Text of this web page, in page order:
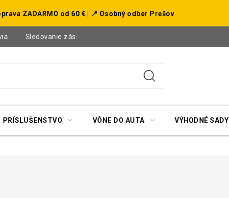
ZADARMO od 60 € | 📍 Osobný odber Prešov
Sledovanie zásielky
PRÍSLUŠENSTVO VÔNE DO AUTA VÝHODNÉ SADY